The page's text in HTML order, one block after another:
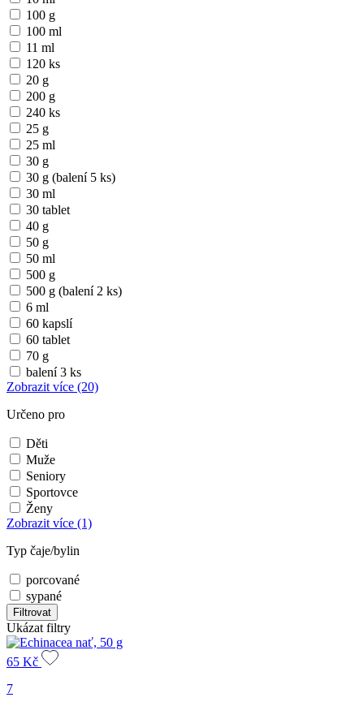
100 g
100 ml
11 ml
120 ks
20 g
200 g
240 ks
25 g
25 ml
30 g
30 g (balení 5 ks)
30 ml
30 tablet
40 g
50 g
50 ml
500 g
500 g (balení 2 ks)
6 ml
60 kapslí
60 tablet
70 g
balení 3 ks
Zobrazit více (20)
Určeno pro
Děti
Muže
Seniory
Sportovce
Ženy
Zobrazit více (1)
Typ čaje/bylin
porcované
sypané
Filtrovat
Ukázat filtry
65 Kč
7